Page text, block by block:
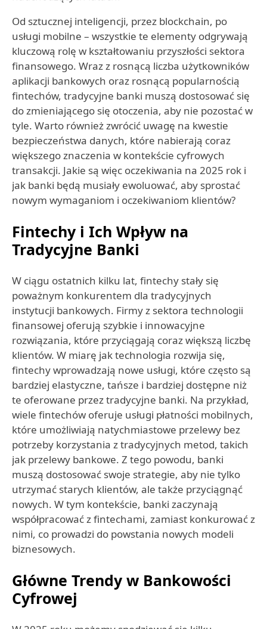
Od sztucznej inteligencji, przez blockchain, po
usługi mobilne – wszystkie te elementy odgrywają
kluczową rolę w kształtowaniu przyszłości sektora
finansowego. Wraz z rosnącą liczba użytkowników
aplikacji bankowych oraz rosnącą popularnością
fintechów, tradycyjne banki muszą dostosować się
do zmieniającego się otoczenia, aby nie pozostać w
tyle. Warto również zwrócić uwagę na kwestie
bezpieczeństwa danych, które nabierają coraz
większego znaczenia w kontekście cyfrowych
transakcji. Jakie są więc oczekiwania na 2025 rok i
jak banki będą musiały ewoluować, aby sprostać
nowym wymaganiom i oczekiwaniom klientów?
Fintechy i Ich Wpływ na
Tradycyjne Banki
W ciągu ostatnich kilku lat, fintechy stały się
poważnym konkurentem dla tradycyjnych
instytucji bankowych. Firmy z sektora technologii
finansowej oferują szybkie i innowacyjne
rozwiązania, które przyciągają coraz większą liczbę
klientów. W miarę jak technologia rozwija się,
fintechy wprowadzają nowe usługi, które często są
bardziej elastyczne, tańsze i bardziej dostępne niż
te oferowane przez tradycyjne banki. Na przykład,
wiele fintechów oferuje usługi płatności mobilnych,
które umożliwiają natychmiastowe przelewy bez
potrzeby korzystania z tradycyjnych metod, takich
jak przelewy bankowe. Z tego powodu, banki
muszą dostosować swoje strategie, aby nie tylko
utrzymać starych klientów, ale także przyciągnąć
nowych. W tym kontekście, banki zaczynają
współpracować z fintechami, zamiast konkurować z
nimi, co prowadzi do powstania nowych modeli
biznesowych.
Główne Trendy w Bankowości
Cyfrowej